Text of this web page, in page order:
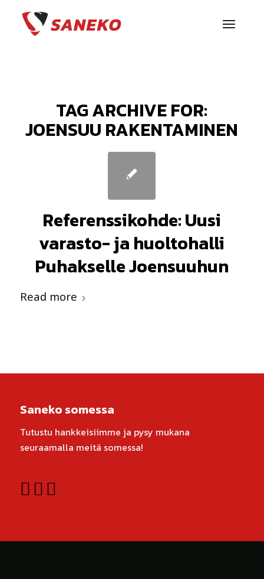
TAG ARCHIVE FOR:
JOENSUU RAKENTAMINEN
Referenssikohde: Uusi
varasto- ja huoltohalli
Puhakselle Joensuuhun
Read more
Saneko somessa
Tutustu hankkeisiimme ja pysy mukana
seuraamalla meitä somessa!